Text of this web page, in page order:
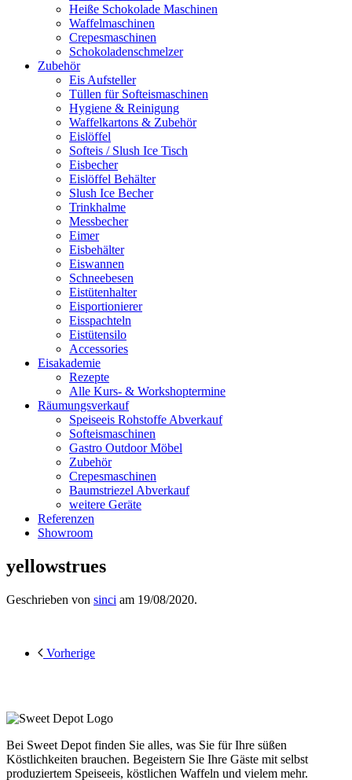
Heiße Schokolade Maschinen
Waffelmaschinen
Crepesmaschinen
Schokoladenschmelzer
Zubehör
Eis Aufsteller
Tüllen für Softeismaschinen
Hygiene & Reinigung
Waffelkartons & Zubehör
Eislöffel
Softeis / Slush Ice Tisch
Eisbecher
Eislöffel Behälter
Slush Ice Becher
Trinkhalme
Messbecher
Eimer
Eisbehälter
Eiswannen
Schneebesen
Eistütenhalter
Eisportionierer
Eisspachteln
Eistütensilo
Accessories
Eisakademie
Rezepte
Alle Kurs- & Workshoptermine
Räumungsverkauf
Speiseeis Rohstoffe Abverkauf
Softeismaschinen
Gastro Outdoor Möbel
Zubehör
Crepesmaschinen
Baumstriezel Abverkauf
weitere Geräte
Referenzen
Showroom
yellowstrues
Geschrieben von sinci am 19/08/2020.
Vorherige
Bei Sweet Depot finden Sie alles, was Sie für Ihre süßen
Köstlichkeiten brauchen. Begeistern Sie Ihre Gäste mit selbst
produziertem Speiseeis, köstlichen Waffeln und vielem mehr.